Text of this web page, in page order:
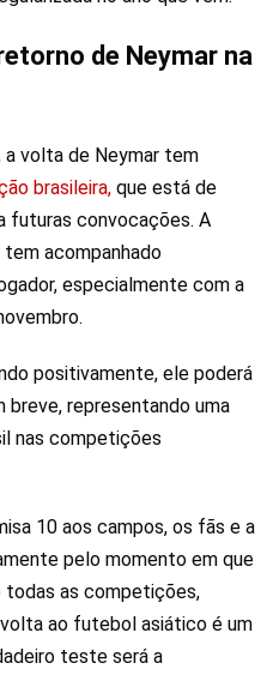
de Neymar na
a volta de Neymar tem
brasileira, que está de
futuras convocações. A
acompanhado
especialmente com a
positivamente, ele poderá
breve, representando uma
nas competições
10 aos campos, os fãs e a
pelo momento em que
todas as competições,
ao futebol asiático é um
teste será a